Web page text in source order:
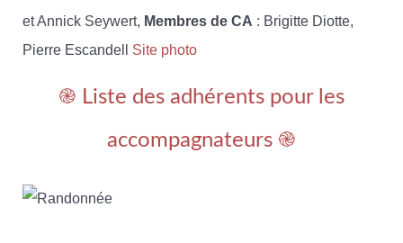
et Annick Seywert, Membres de CA : Brigitte Diotte,
Pierre Escandell Site photo
֎ Liste des adhérents pour les
accompagnateurs ֎